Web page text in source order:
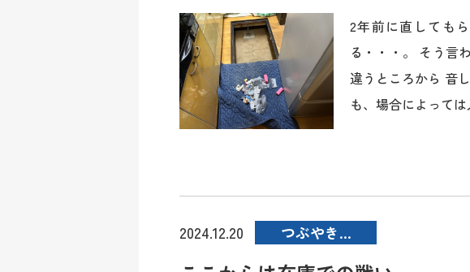
2年前に直しても
る・・・。 そう言
違うところから 音
も、場合によって
2024.12.20 つぶやき…